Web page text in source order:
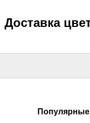
Доставка